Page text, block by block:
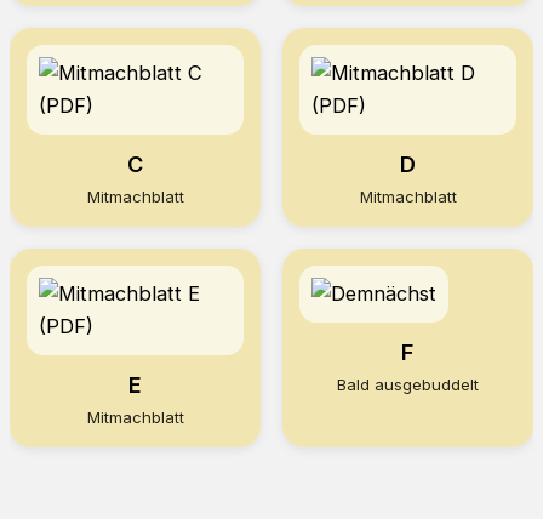
C
Mitmachblatt
D
Mitmachblatt
E
Mitmachblatt
F
Bald ausgebuddelt